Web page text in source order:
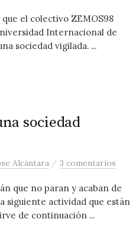
el colectivo ZEMOS98
Internacional de
sociedad vigilada. ...
sociedad
Alcántara /3 comentarios
que no paran y acaban de
siguiente actividad que están
de continuación ...